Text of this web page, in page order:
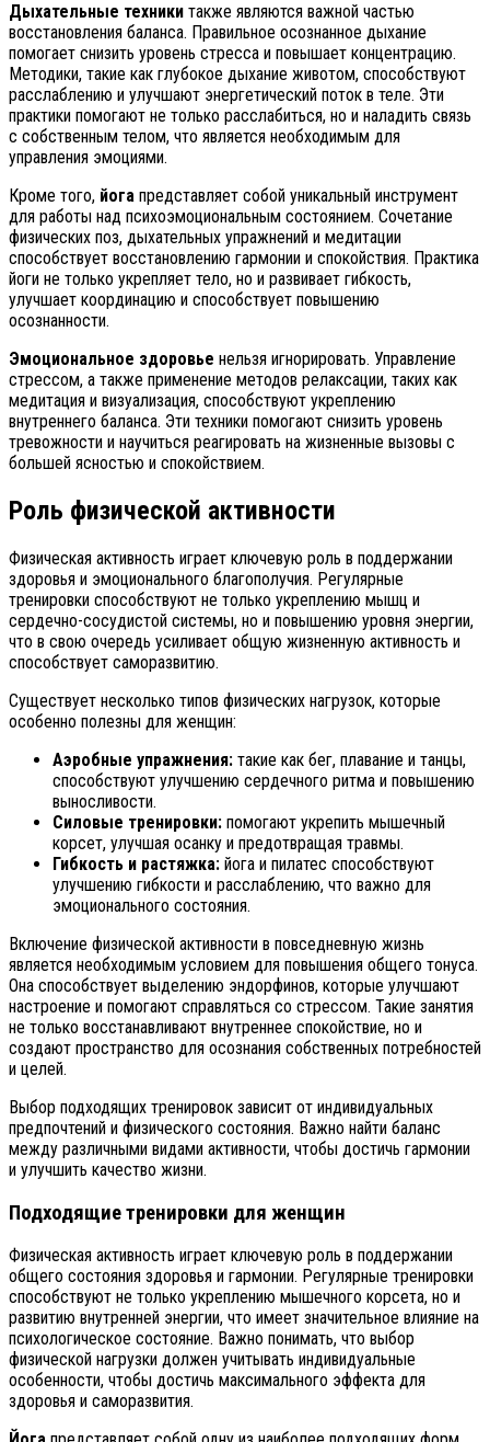
Дыхательные техники также являются важной частью
восстановления баланса. Правильное осознанное дыхание
помогает снизить уровень стресса и повышает концентрацию.
Методики, такие как глубокое дыхание животом, способствуют
расслаблению и улучшают энергетический поток в теле. Эти
практики помогают не только расслабиться, но и наладить связь
с собственным телом, что является необходимым для
управления эмоциями.
Кроме того, йога представляет собой уникальный инструмент
для работы над психоэмоциональным состоянием. Сочетание
физических поз, дыхательных упражнений и медитации
способствует восстановлению гармонии и спокойствия. Практика
йоги не только укрепляет тело, но и развивает гибкость,
улучшает координацию и способствует повышению
осознанности.
Эмоциональное здоровье нельзя игнорировать. Управление
стрессом, а также применение методов релаксации, таких как
медитация и визуализация, способствуют укреплению
внутреннего баланса. Эти техники помогают снизить уровень
тревожности и научиться реагировать на жизненные вызовы с
большей ясностью и спокойствием.
Роль физической активности
Физическая активность играет ключевую роль в поддержании
здоровья и эмоционального благополучия. Регулярные
тренировки способствуют не только укреплению мышц и
сердечно-сосудистой системы, но и повышению уровня энергии,
что в свою очередь усиливает общую жизненную активность и
способствует саморазвитию.
Существует несколько типов физических нагрузок, которые
особенно полезны для женщин:
Аэробные упражнения: такие как бег, плавание и танцы,
способствуют улучшению сердечного ритма и повышению
выносливости.
Силовые тренировки: помогают укрепить мышечный
корсет, улучшая осанку и предотвращая травмы.
Гибкость и растяжка: йога и пилатес способствуют
улучшению гибкости и расслаблению, что важно для
эмоционального состояния.
Включение физической активности в повседневную жизнь
является необходимым условием для повышения общего тонуса.
Она способствует выделению эндорфинов, которые улучшают
настроение и помогают справляться со стрессом. Такие занятия
не только восстанавливают внутреннее спокойствие, но и
создают пространство для осознания собственных потребностей
и целей.
Выбор подходящих тренировок зависит от индивидуальных
предпочтений и физического состояния. Важно найти баланс
между различными видами активности, чтобы достичь гармонии
и улучшить качество жизни.
Подходящие тренировки для женщин
Физическая активность играет ключевую роль в поддержании
общего состояния здоровья и гармонии. Регулярные тренировки
способствуют не только укреплению мышечного корсета, но и
развитию внутренней энергии, что имеет значительное влияние на
психологическое состояние. Важно понимать, что выбор
физической нагрузки должен учитывать индивидуальные
особенности, чтобы достичь максимального эффекта для
здоровья и саморазвития.